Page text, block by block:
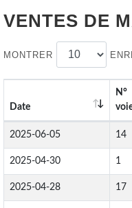
VENTES DE
MONTRER
Date
N°
2025-06-05 14
2025-04-30 1
2025-04-28 17